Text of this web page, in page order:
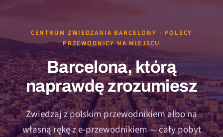
CENTRUM ZWIEDZANIA BARCELONY · POLSCY
PRZEWODNICY NA MIEJSCU
Barcelona, którą
naprawdę zrozumiesz
Zwiedzaj z polskim przewodnikiem albo na
własną rękę z e-przewodnikiem — cały pobyt